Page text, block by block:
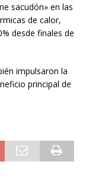
sacudón» en las
de calor,
desde finales de
impulsaron la
principal de